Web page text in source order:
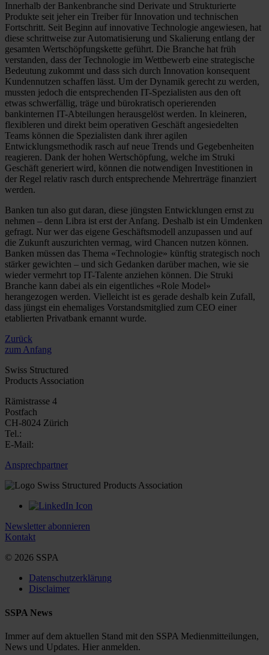
Innerhalb der Bankenbranche sind Derivate und Strukturierte
Produkte seit jeher ein Treiber für Innovation und technischen
Fortschritt. Seit Beginn auf innovative Technologie angewiesen, hat
diese schrittweise zur Automatisierung und Skalierung entlang der
gesamten Wertschöpfungskette geführt. Die Branche hat früh
verstanden, dass der Technologie im Wettbewerb eine strategische
Bedeutung zukommt und dass sich durch Innovation konsequent
Kundennutzen schaffen lässt. Um der Dynamik gerecht zu werden,
mussten jedoch die entsprechenden IT-Spezialisten aus den oft
etwas schwerfällig, träge und bürokratisch operierenden
bankinternen IT-Abteilungen herausgelöst werden. In kleineren,
flexibleren und direkt beim operativen Geschäft angesiedelten
Teams können die Spezialisten dank ihrer agilen
Entwicklungsmethodik rasch auf neue Trends und Gegebenheiten
reagieren. Dank der hohen Wertschöpfung, welche im Struki
Geschäft generiert wird, können die notwendigen Investitionen in
der Regel relativ rasch durch entsprechende Mehrerträge finanziert
werden.
Banken tun also gut daran, diese jüngsten Entwicklungen ernst zu
nehmen – denn Libra ist erst der Anfang. Deshalb ist ein Umdenken
gefragt. Nur wer das eigene Geschäftsmodell anzupassen und auf
die Zukunft auszurichten vermag, wird Chancen nutzen können.
Banken müssen das Thema «Technologie» künftig strategisch noch
stärker gewichten – und sich Gedanken darüber machen, wie sie
wieder vermehrt top IT-Talente anziehen können. Die Struki
Branche kann dabei als ein eigentliches «Role Model»
herangezogen werden. Vielleicht ist es gerade deshalb kein Zufall,
dass jüngst ein ehemaliges Vorstandsmitglied zum CEO einer
etablierten Privatbank ernannt wurde.
Zurück
zum Anfang
Swiss Structured
Products Association
Rämistrasse 4
Postfach
CH-8024 Zürich
Tel.:
E-Mail:
Ansprechpartner
Newsletter abonnieren
Kontakt
© 2026 SSPA
Datenschutzerklärung
Disclaimer
SSPA News
Immer auf dem aktuellen Stand mit den SSPA Medienmitteilungen,
News und Updates. Hier anmelden.